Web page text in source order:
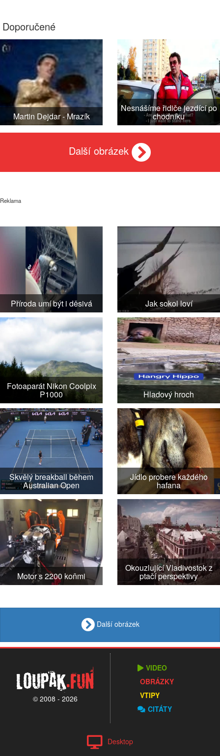
Doporučené
Martin Dejdar - Mrazík
Nesnášíme řidiče jezdící po
chodníku
Další obrázek
Reklama
Příroda umí být i děsivá Jak sokol loví
Fotoaparát Nikon Coolpix
P1000 Hladový hroch
Skvělý breakball během
Australian Open
Jídlo probere každého
hafana
Motor s 2200 koňmi
Okouzlující Vladivostok z
ptačí perspektivy
Další obrázek
Loupak.fun
© 2008 - 2026
VIDEO
OBRÁZKY
VTIPY
CITÁTY
Desktop